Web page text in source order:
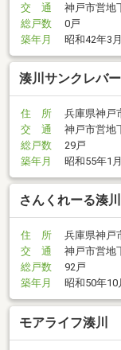
交 通
神戸市営地
総戸数
0戸
築年月
昭和42年3月
湊川サンクレバー
住 所
兵庫県神戸
交 通
神戸市営地
総戸数
29戸
築年月
昭和55年1月
さんくれーる湊川
住 所
兵庫県神戸
交 通
神戸市営地
総戸数
92戸
築年月
昭和50年10
モアライフ湊川